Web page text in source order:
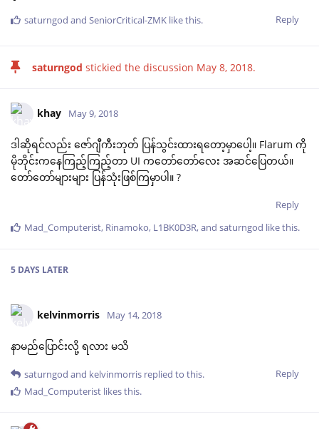
Reply
saturngod and SeniorCritical-ZMK like this.
saturngod stickied the discussion May 8, 2018.
khay May 9, 2018
ဒါဆိုရင်လည်း ဇော်ဂျီကီးဘုတ် ပြန်သွင်းထားရတော့မှာပေါ့။ Flarum ကို
မိုဘိုင်းကနေကြည့်ကြည့်တာ UI ကတော်တော်လေး အဆင်ပြေတယ်။
တော်တော်များများ ပြန်သုံးဖြစ်ကြမှာပါ။ ?
Reply
Mad_Computerist, Rinamoko, L1BK0D3R, and saturngod like this.
5 DAYS LATER
kelvinmorris May 14, 2018
နာမည်ပြောင်းလို့ ရလား မသိ
Reply
saturngod and kelvinmorris replied to this.
Mad_Computerist likes this.